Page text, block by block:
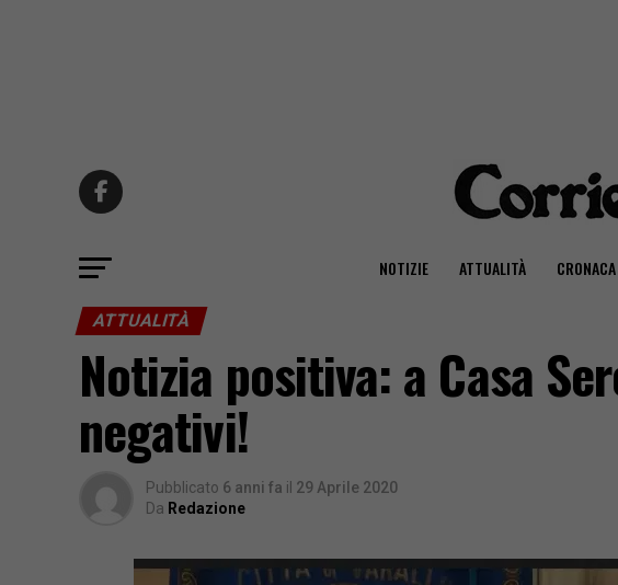
NOTIZIE ATTUALITÀ CRONACA
ATTUALITÀ
Notizia positiva: a Casa
negativi!
Pubblicato 6 anni fa il 29 Aprile 2020
Da Redazione